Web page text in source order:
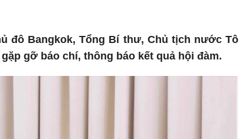
đô Bangkok, Tổng Bí thư, Chủ tịch nước Tô
gỡ báo chí, thông báo kết quả hội đàm.